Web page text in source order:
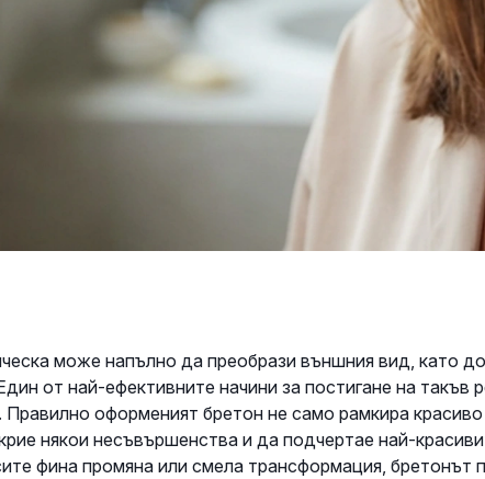
може напълно да преобрази външния вид, като
от най-ефективните начини за постигане на такъв
оформеният бретон не само рамкира
някои несъвършенства и да подчертае най-
фина промяна или смела трансформация, бретонът